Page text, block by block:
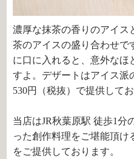
濃厚な抹茶の香りのアイス
茶のアイスの盛り合わせで
に口に入れると、意外なほ
すよ。デザートはアイス派
530円（税抜）で提供してお
当店はJR秋葉原駅 徒歩1分
った創作料理をご堪能頂け
をご提供しております。